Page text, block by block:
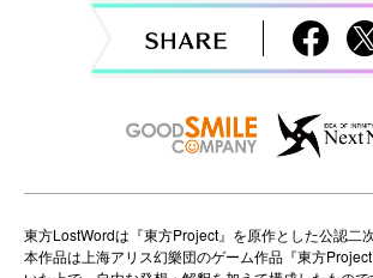
o
東方LostWordは『東方Project』を原作とした公認二
本作品は上海アリス幻樂団のゲーム作品『東方